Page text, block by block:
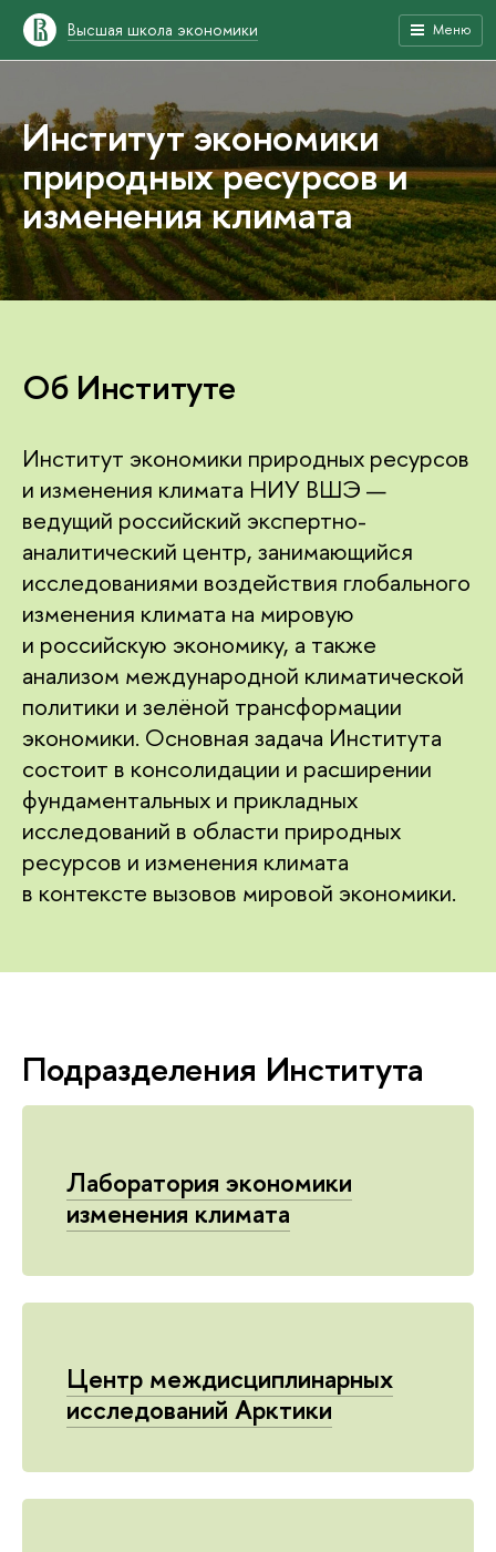
Высшая школа экономики Меню
Институт экономики
природных ресурсов и
изменения климата
Об Институте
Институт экономики природных ресурсов
и изменения климата НИУ ВШЭ —
ведущий российский экспертно-
аналитический центр, занимающийся
исследованиями воздействия глобального
изменения климата на мировую
и российскую экономику, а также
анализом международной климатической
политики и зелёной трансформации
экономики. Основная задача Института
состоит в консолидации и расширении
фундаментальных и прикладных
исследований в области природных
ресурсов и изменения климата
в контексте вызовов мировой экономики.
Подразделения Института
Лаборатория экономики
изменения климата
Центр междисциплинарных
исследований Арктики